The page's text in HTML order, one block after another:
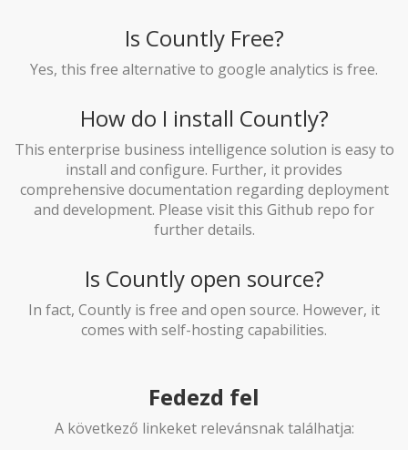
Is Countly Free?
Yes, this free alternative to google analytics is free.
How do I install Countly?
This enterprise business intelligence solution is easy to
install and configure. Further, it provides
comprehensive documentation regarding deployment
and development. Please visit this Github repo for
further details.
Is Countly open source?
In fact, Countly is free and open source. However, it
comes with self-hosting capabilities.
Fedezd fel
A következő linkeket relevánsnak találhatja: